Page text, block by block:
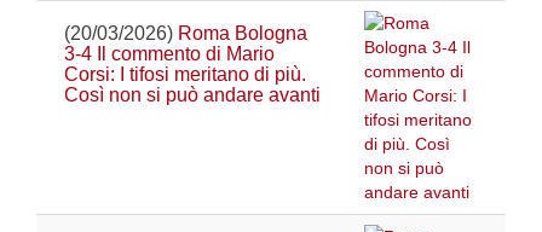
(20/03/2026) Roma Bologna
3-4 Il commento di Mario
Corsi: I tifosi meritano di più.
Così non si può andare avanti